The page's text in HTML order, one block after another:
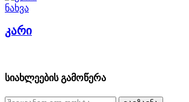
ნახვა
კარი
სიახლეების გამოწერა